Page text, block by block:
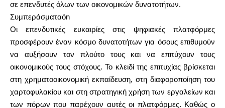
σε επενδυτές όλων των οικονομικών δυνατοτήτων.
Συμπεράσματαón
Οι επενδυτικές ευκαιρίες στις ψηφιακές πλατφόρμες
προσφέρουν έναν κόσμο δυνατοτήτων για όσους επιθυμούν
να αυξήσουν τον πλούτο τους και να επιτύχουν τους
οικονομικούς τους στόχους. Το κλειδί της επιτυχίας βρίσκεται
στη χρηματοοικονομική εκπαίδευση, στη διαφοροποίηση του
χαρτοφυλακίου και στη στρατηγική χρήση των εργαλείων και
των πόρων που παρέχουν αυτές οι πλατφόρμες. Καθώς ο